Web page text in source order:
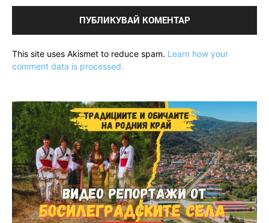
This site uses Akismet to reduce spam. Learn how your
comment data is processed.